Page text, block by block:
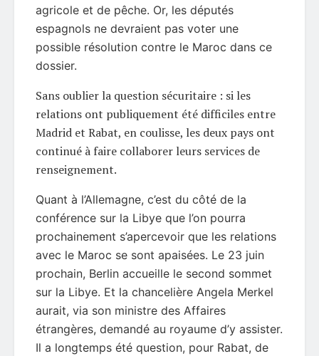
agricole et de pêche. Or, les députés
espagnols ne devraient pas voter une
possible résolution contre le Maroc dans ce
dossier.
Sans oublier la question sécuritaire : si les
relations ont publiquement été difficiles entre
Madrid et Rabat, en coulisse, les deux pays ont
continué à faire collaborer leurs services de
renseignement.
Quant à l’Allemagne, c’est du côté de la
conférence sur la Libye que l’on pourra
prochainement s’apercevoir que les relations
avec le Maroc se sont apaisées. Le 23 juin
prochain, Berlin accueille le second sommet
sur la Libye. Et la chancelière Angela Merkel
aurait, via son ministre des Affaires
étrangères, demandé au royaume d’y assister.
Il a longtemps été question, pour Rabat, de